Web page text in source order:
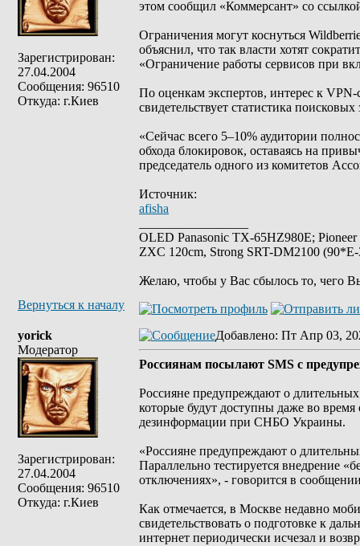
Зарегистрирован:
27.04.2004
Сообщения: 96510
Откуда: г.Киев
этом сообщил «Коммерсант» со
Ограничения могут коснуться
объяснил, что так власти хотят
«Ограничение работы сервисов при
По оценкам экспертов, интерес к
свидетельствует статистика
«Сейчас всего 5–10% аудитории
обхода блокировок, оставаясь на
председатель одного из комитетов
Источник:
afisha
OLED Panasonic TX-65HZ980E;
ZXC 120cm, Strong SRT-DM2100
Желаю, чтобы у Вас сбылось то, чего
Вернуться к началу
yorick
Модератор
Зарегистрирован:
27.04.2004
Сообщения: 96510
Откуда: г.Киев
Добавлено: Пт Апр 03,
Россиянам посылают SMS с
Россияне предупреждают о
которые будут доступны даже во
дезинформации при СНБО Украины.
«Россияне предупреждают о
Параллельно тестируется внедрение
отключениях», - говорится в
Как отмечается, в Москве недавно
свидетельствовать о подготовке к
интернет периодически исчезал и